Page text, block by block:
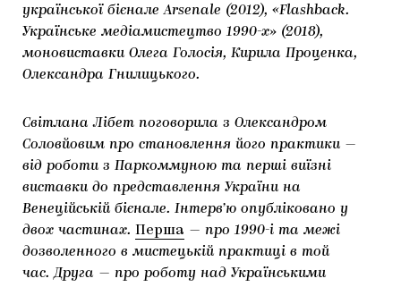
української бієнале Arsenale (2012), «Flashback.
Українське медіамистецтво 1990-х» (2018),
моновиставки Олега Голосія, Кирила Проценка,
Олександра Гнилицького.
Світлана Лібет поговорила з Олександром
Соловйовим про становлення його практики —
від роботи з Паркоммуною та перші виїзні
виставки до представлення України на
Венеційській бієнале. Інтерв’ю опубліковано у
двох частинах. Перша — про 1990-і та межі
дозволенного в мистецькій практиці в той
час. Друга — про роботу над Українськими